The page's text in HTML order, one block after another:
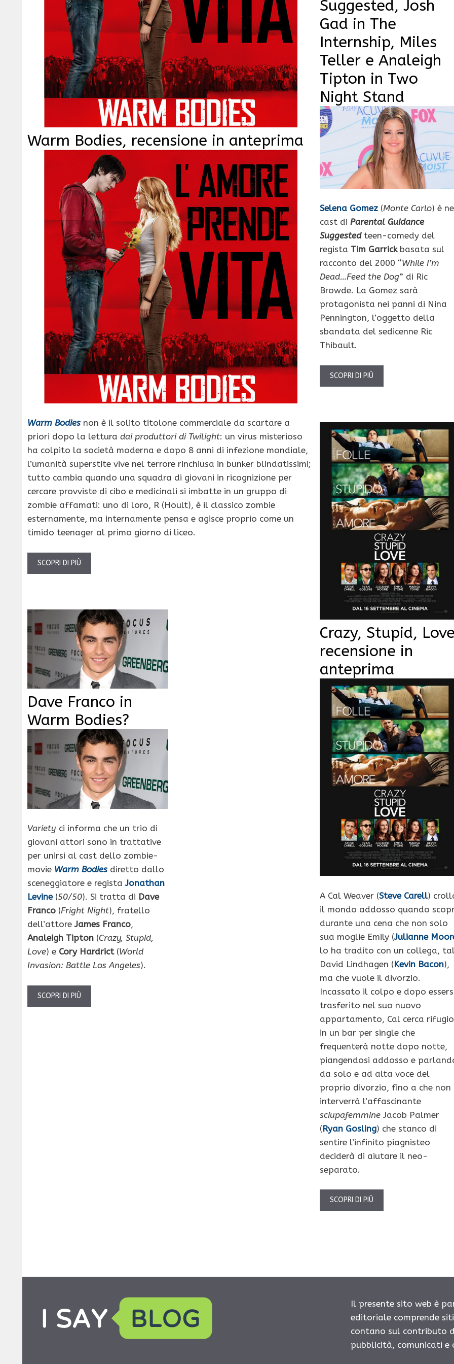
Warm Bodies, recensione in anteprima
Warm Bodies non è il solito titolone commerciale da scartare a
priori dopo la lettura dai produttori di Twilight: un virus misterioso
ha colpito la società moderna e dopo 8 anni di infezione mondiale,
l’umanità superstite vive nel terrore rinchiusa in bunker blindatissimi;
tutto cambia quando una squadra di giovani in ricognizione per
cercare provviste di cibo e medicinali si imbatte in un gruppo di
zombie affamati: uno di loro, R (Hoult), è il classico zombie
esternamente, ma internamente pensa e agisce proprio come un
timido teenager al primo giorno di liceo.
SCOPRI DI PIÙ
Suggested, Josh
Gad in The
Internship, Miles
Teller e Analeigh
Tipton in Two
Night Stand
Selena Gomez(Monte Carlo) è
cast di Parental Guidance
Suggested teen-comedy del
regista Tim Garrickbasata sul
racconto del 2000 “While I’m
Dead…Feed the Dog” di Ric
Browde. La Gomez sarà
protagonista nei panni di Nina
Pennington, l’oggetto della
sbandata del sedicenne Ric
Thibault.
SCOPRI DI PIÙ
Crazy, Stupid,
recensione in
anteprima
A Cal Weaver (Steve Carell)
il mondo addosso quando
durante una cena che non solo
sua moglie Emily (Julianne
lo ha tradito con un collega,
David Lindhagen (Kevin Bacon),
ma che vuole il divorzio.
Incassato il colpo e dopo
trasferito nel suo nuovo
appartamento, Cal cerca rifugio
in un bar per single che
frequenterà notte dopo notte,
piangendosi addosso e
da solo e ad alta voce del
proprio divorzio, fino a che non
interverrà l’affascinante
sciupafemmineJacob Palmer
(Ryan Gosling) che stanco di
sentire l’infinito piagnisteo
deciderà di aiutare il neo-
separato.
SCOPRI DI PIÙ
Dave Franco in
Warm Bodies?
Variety ci informa che un trio di
giovani attori sono in trattative
per unirsi al cast dello zombie-
movie Warm Bodies diretto dallo
sceneggiatore e registaJonathan
Levine (50/50). Si tratta di Dave
Franco (Fright Night), fratello
dell’attoreJames Franco,
Analeigh Tipton (Crazy, Stupid,
Love) e Cory Hardrict(World
Invasion: Battle Los Angeles).
SCOPRI DI PIÙ
Il presente sito web è
editoriale comprende
contano sul contributo
pubblicità, comunicati